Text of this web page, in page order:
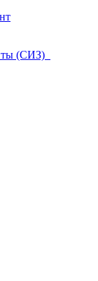
(СИЗ)